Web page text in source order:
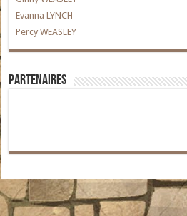
Evanna LYNCH
Percy WEASLEY
Partenaires